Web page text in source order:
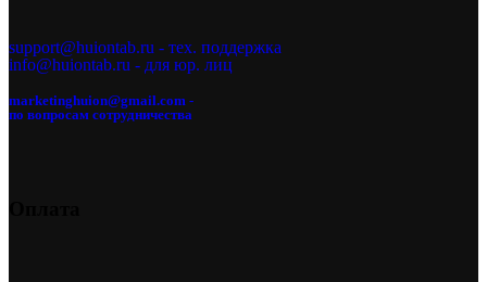
support@huiontab.ru - тех. поддержка
info@huiontab.ru - для юр. лиц
marketinghuion@gmail.com -
по вопросам сотрудничества